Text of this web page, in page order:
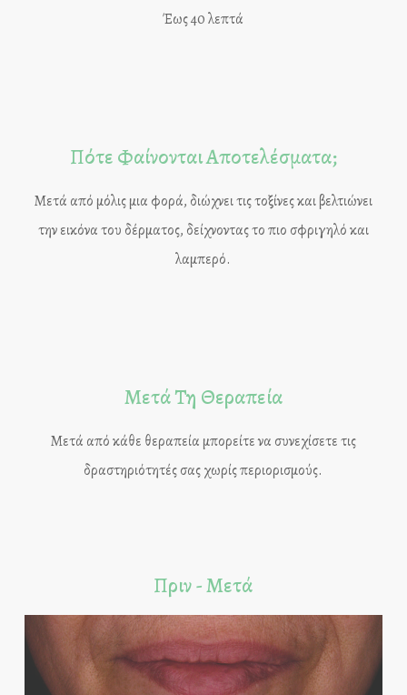
Έως 40 λεπτά
Πότε Φαίνονται Αποτελέσματα;
Μετά από μόλις μια φορά, διώχνει τις τοξίνες και βελτιώνει
την εικόνα του δέρματος, δείχνοντας το πιο σφριγηλό και
λαμπερό.
Μετά Τη Θεραπεία
Μετά από κάθε θεραπεία μπορείτε να συνεχίσετε τις
δραστηριότητές σας χωρίς περιορισμούς.
Πριν - Μετά